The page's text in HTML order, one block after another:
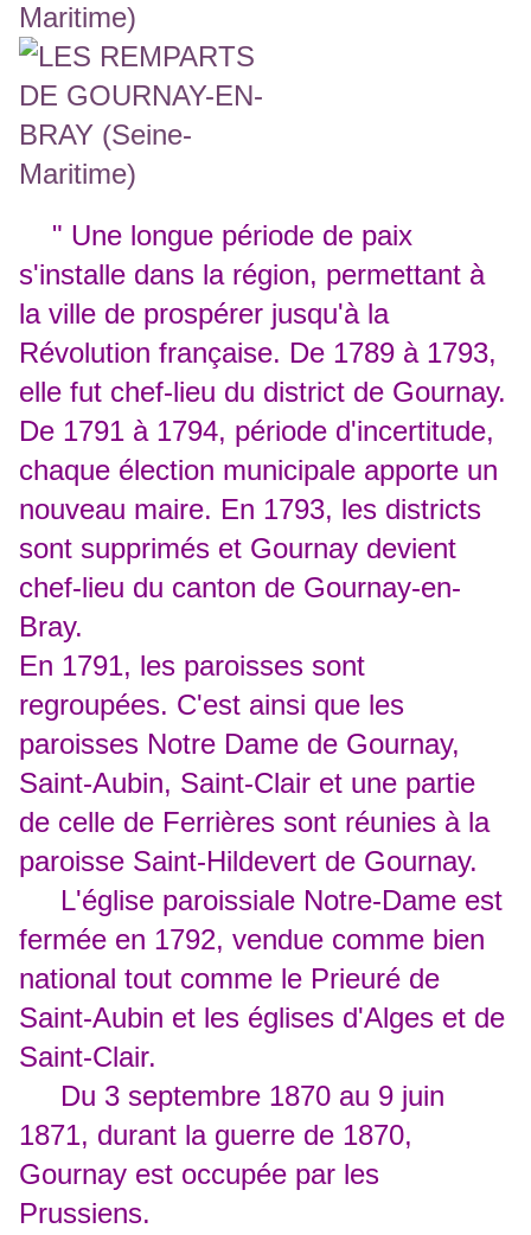
" Une longue période de paix
s'installe dans la région, permettant à
la ville de prospérer jusqu'à la
Révolution française. De 1789 à 1793,
elle fut chef-lieu du district de Gournay.
De 1791 à 1794, période d'incertitude,
chaque élection municipale apporte un
nouveau maire. En 1793, les districts
sont supprimés et Gournay devient
chef-lieu du canton de Gournay-en-
Bray.
En 1791, les paroisses sont
regroupées. C'est ainsi que les
paroisses Notre Dame de Gournay,
Saint-Aubin, Saint-Clair et une partie
de celle de Ferrières sont réunies à la
paroisse Saint-Hildevert de Gournay.
L'église paroissiale Notre-Dame est
fermée en 1792, vendue comme bien
national tout comme le Prieuré de
Saint-Aubin et les églises d'Alges et de
Saint-Clair.
Du 3 septembre 1870 au 9 juin
1871, durant la guerre de 1870,
Gournay est occupée par les
Prussiens.